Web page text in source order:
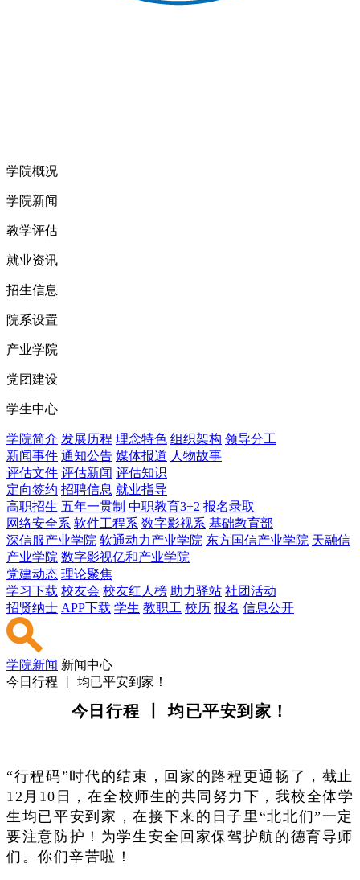
学院概况
学院新闻
教学评估
就业资讯
招生信息
院系设置
产业学院
党团建设
学生中心
学院简介 发展历程 理念特色 组织架构 领导分工
新闻事件 通知公告 媒体报道 人物故事
评估文件 评估新闻 评估知识
定向签约 招聘信息 就业指导
高职招生 五年一贯制 中职教育3+2 报名录取
网络安全系 软件工程系 数字影视系 基础教育部
深信服产业学院 软通动力产业学院 东方国信产业学院 天融信
产业学院 数字影视亿和产业学院
党建动态 理论聚焦
学习下载 校友会 校友红人榜 助力驿站 社团活动
招贤纳士 APP下载 学生 教职工 校历 报名 信息公开
学院新闻 新闻中心
今日行程 丨 均已平安到家！
今日行程 丨 均已平安到家！
“行程码”时代的结束，回家的路程更通畅了，截止
12月10日，在全校师生的共同努力下，我校全体学
生均已平安到家，在接下来的日子里“北北们”一定
要注意防护！为学生安全回家保驾护航的德育导师
们。你们辛苦啦！